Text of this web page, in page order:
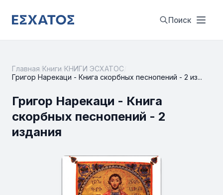
Поиск
Главная Книги КНИГИ ЭСХАТОС
Григор Нарекаци - Книга скорбных песнопений - 2 из...
Григор Нарекаци - Книга
скорбных песнопений - 2
издания